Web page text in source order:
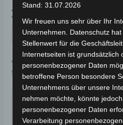
29,00
IN DEN
Artikelnummer: 3M309-7001A-00
Schlagwort:
Karosserie &
Garantiert
Stand: 31.07.2026
Wir freuen uns sehr über Ihr
Unternehmen. Datenschutz
Stellenwert für die
Internetseiten ist grundsätzlich
personenbezogener Daten
betroffene Person besondere
Unternehmens über unsere
nehmen möchte, könnte
personenbezogener Daten
Verarbeitung